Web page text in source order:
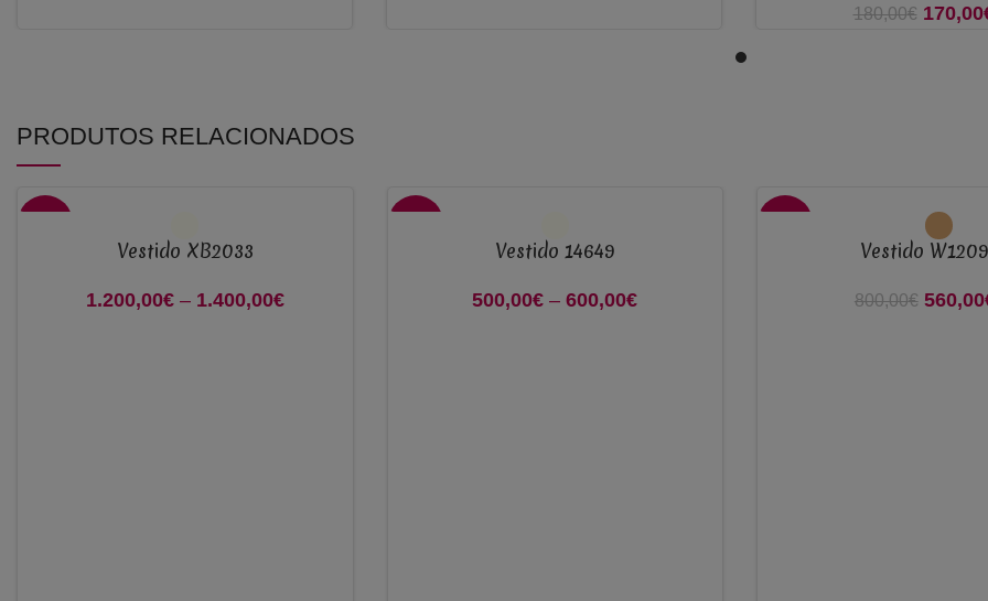
180,00€ O
170,00
PRODUTOS RELACIONADOS
Vestido XB2033
1.200,00€ – 1.400,00€
Vestido 14649
500,00€ – 600,00€
Vestido W1209
800,00€ O
560,00